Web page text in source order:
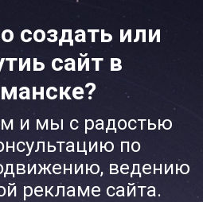
создать или
сайт в
и мы с радостью
по
ведению
рекламе сайта.